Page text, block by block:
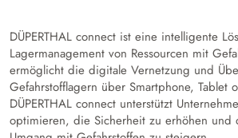
DÜPERTHAL connect ist eine intelligente
Lagermanagement von Ressourcen mit
ermöglicht die digitale Vernetzung und
Gefahrstofflagern über Smartphone, Tablet
DÜPERTHAL connect unterstützt
optimieren, die Sicherheit zu erhöhen und